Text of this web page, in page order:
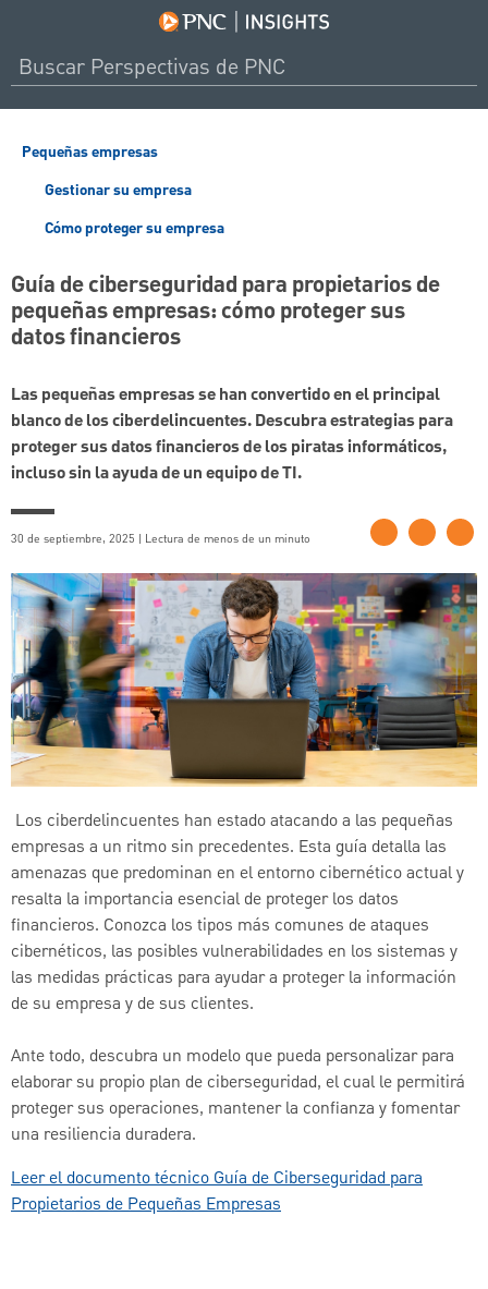
Pequeñas empresas
Gestionar su empresa
Cómo proteger su empresa
Guía de ciberseguridad para propietarios de
pequeñas empresas: cómo proteger sus
datos financieros
Las pequeñas empresas se han convertido en el principal
blanco de los ciberdelincuentes. Descubra estrategias para
proteger sus datos financieros de los piratas informáticos,
incluso sin la ayuda de un equipo de TI.
30 de septiembre, 2025 | Lectura de menos de un minuto
Los ciberdelincuentes han estado atacando a las pequeñas
empresas a un ritmo sin precedentes. Esta guía detalla las
amenazas que predominan en el entorno cibernético actual y
resalta la importancia esencial de proteger los datos
financieros. Conozca los tipos más comunes de ataques
cibernéticos, las posibles vulnerabilidades en los sistemas y
las medidas prácticas para ayudar a proteger la información
de su empresa y de sus clientes.
Ante todo, descubra un modelo que pueda personalizar para
elaborar su propio plan de ciberseguridad, el cual le permitirá
proteger sus operaciones, mantener la confianza y fomentar
una resiliencia duradera.
Leer el documento técnico Guía de Ciberseguridad para
Propietarios de Pequeñas Empresas